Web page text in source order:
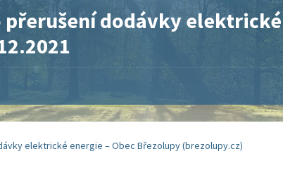
přerušení dodávky elektrické
elektrické energie – Obec Březolupy (brezolupy.cz)